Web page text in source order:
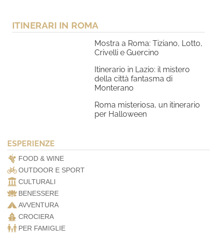
ITINERARI IN ROMA
Mostra a Roma: Tiziano, Lotto,
Crivelli e Guercino
Itinerario in Lazio: il mistero
della città fantasma di
Monterano
Roma misteriosa, un itinerario
per Halloween
ESPERIENZE
FOOD & WINE
OUTDOOR E SPORT
CULTURALI
BENESSERE
AVVENTURA
CROCIERA
PER FAMIGLIE